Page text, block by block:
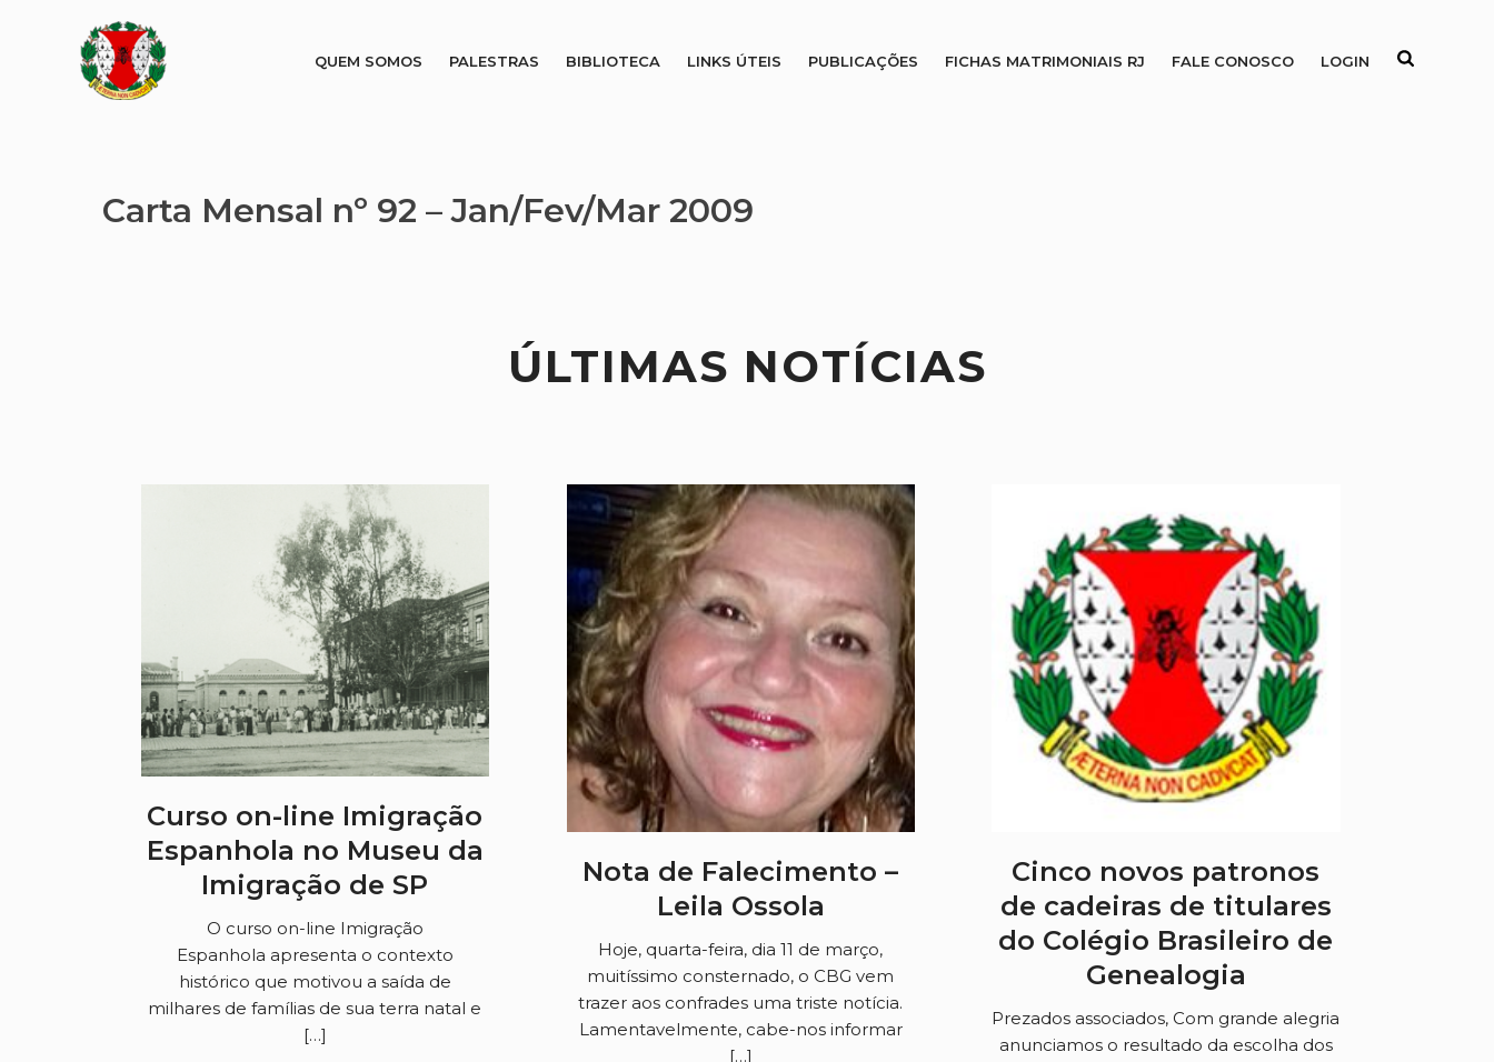
QUEM SOMOS PALESTRAS BIBLIOTECA LINKS ÚTEIS PUBLICAÇÕES FICHAS MATRIMONIAIS RJ FALE CONOSCO LOGIN
Carta Mensal nº 92 – Jan/Fev/Mar 2009
ÚLTIMAS NOTÍCIAS
Curso on-line Imigração
Espanhola no Museu da
Imigração de SP
O curso on-line Imigração
Espanhola apresenta o contexto
histórico que motivou a saída de
milhares de famílias de sua terra natal e
[…]
Nota de Falecimento –
Leila Ossola
Hoje, quarta-feira, dia 11 de março,
muitíssimo consternado, o CBG vem
trazer aos confrades uma triste notícia.
Lamentavelmente, cabe-nos informar
[…]
Cinco novos patronos
de cadeiras de titulares
do Colégio Brasileiro de
Genealogia
Prezados associados, Com grande alegria
anunciamos o resultado da escolha dos